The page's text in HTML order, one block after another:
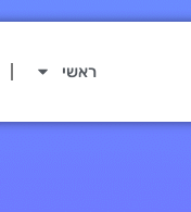
ראשי